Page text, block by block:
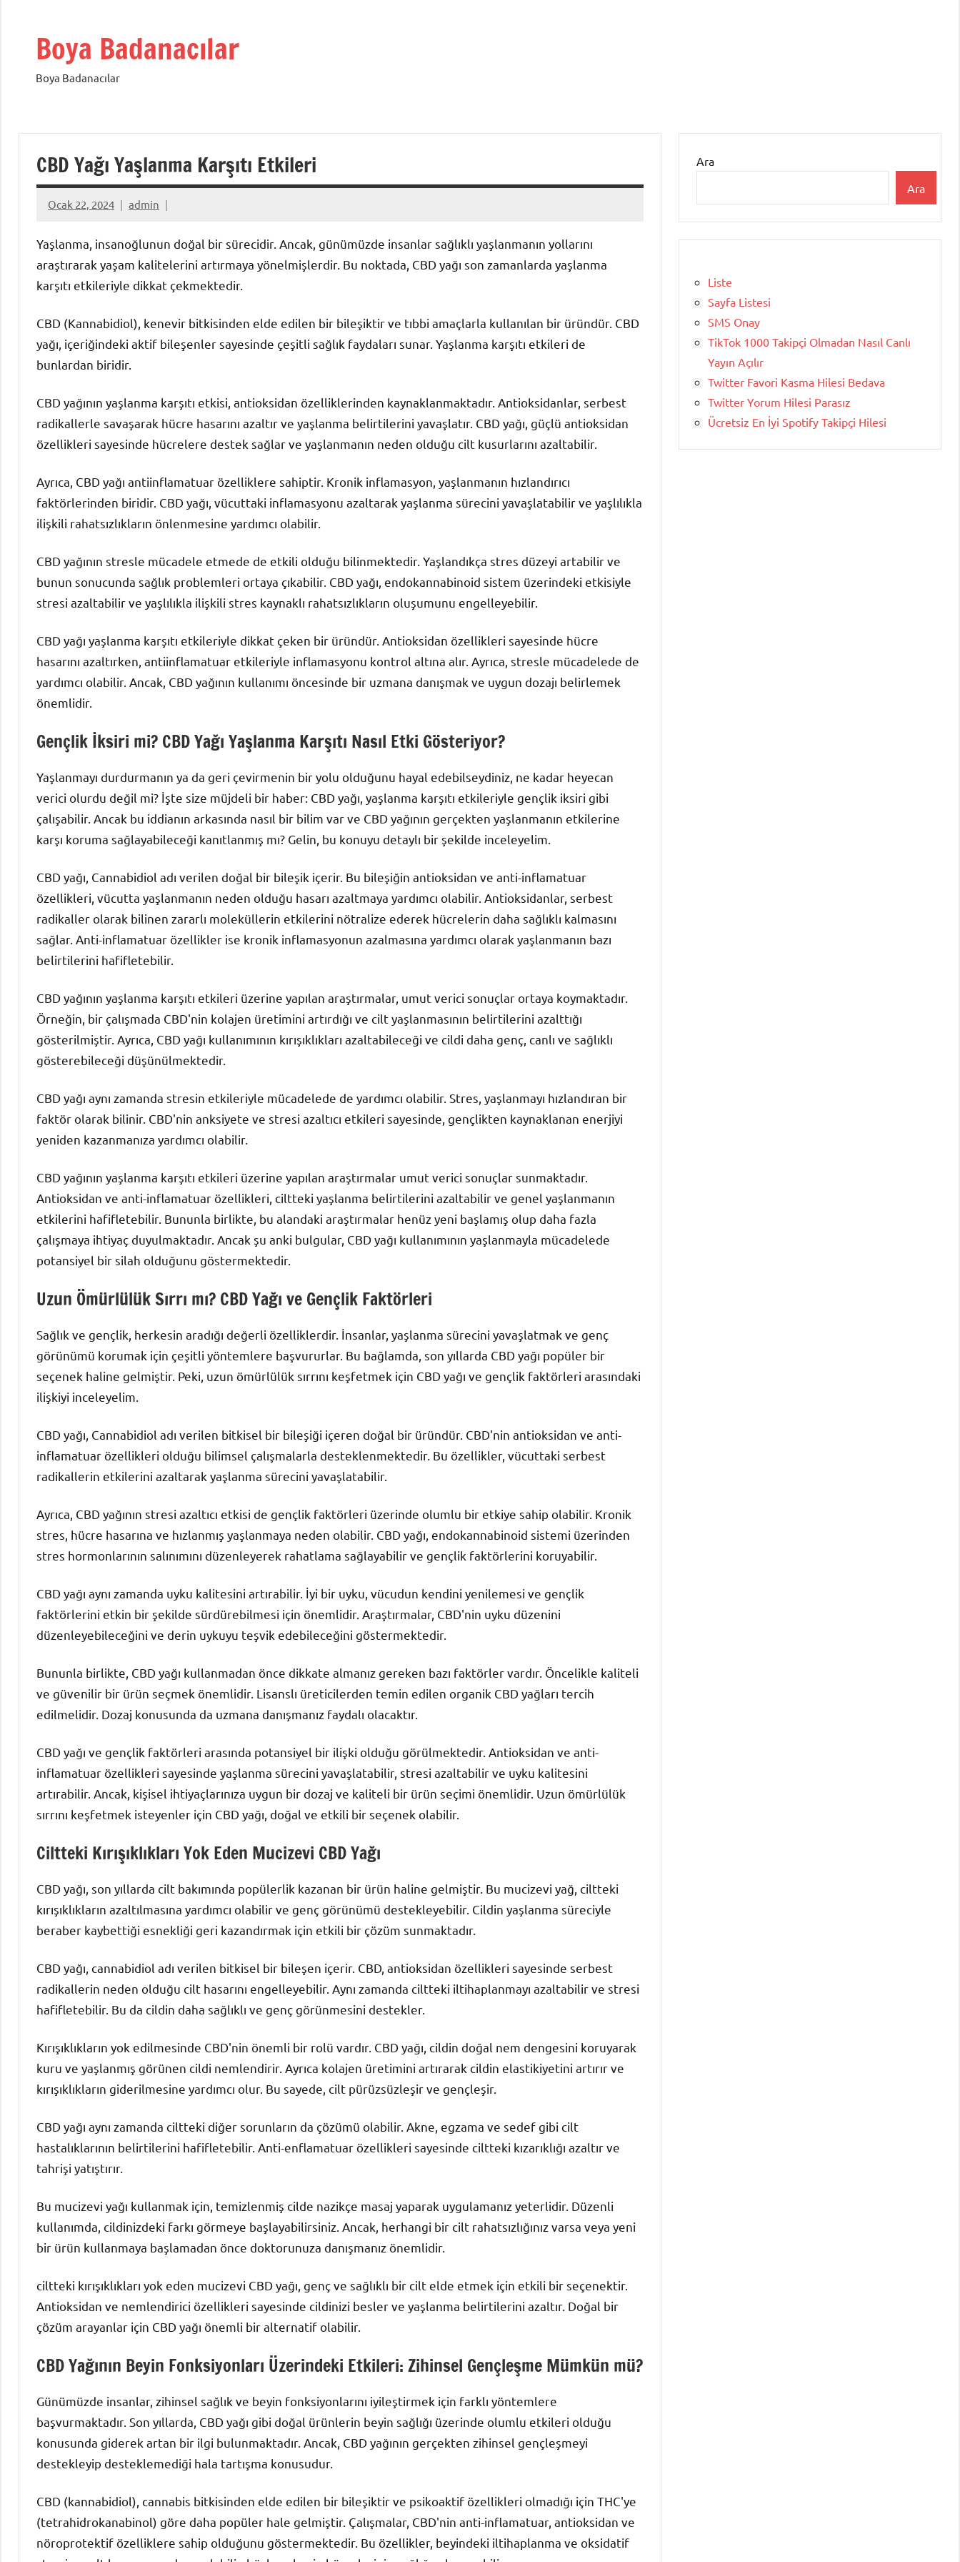
Boya Badanacılar
Boya Badanacılar
CBD Yağı Yaşlanma Karşıtı Etkileri
Ocak 22, 2024 admin
Yaşlanma, insanoğlunun doğal bir sürecidir. Ancak, günümüzde insanlar sağlıklı yaşlanmanın yollarını
araştırarak yaşam kalitelerini artırmaya yönelmişlerdir. Bu noktada, CBD yağı son zamanlarda yaşlanma
karşıtı etkileriyle dikkat çekmektedir.
CBD (Kannabidiol), kenevir bitkisinden elde edilen bir bileşiktir ve tıbbi amaçlarla kullanılan bir üründür. CBD
yağı, içeriğindeki aktif bileşenler sayesinde çeşitli sağlık faydaları sunar. Yaşlanma karşıtı etkileri de
bunlardan biridir.
CBD yağının yaşlanma karşıtı etkisi, antioksidan özelliklerinden kaynaklanmaktadır. Antioksidanlar, serbest
radikallerle savaşarak hücre hasarını azaltır ve yaşlanma belirtilerini yavaşlatır. CBD yağı, güçlü antioksidan
özellikleri sayesinde hücrelere destek sağlar ve yaşlanmanın neden olduğu cilt kusurlarını azaltabilir.
Ayrıca, CBD yağı antiinflamatuar özelliklere sahiptir. Kronik inflamasyon, yaşlanmanın hızlandırıcı
faktörlerinden biridir. CBD yağı, vücuttaki inflamasyonu azaltarak yaşlanma sürecini yavaşlatabilir ve yaşlılıkla
ilişkili rahatsızlıkların önlenmesine yardımcı olabilir.
CBD yağının stresle mücadele etmede de etkili olduğu bilinmektedir. Yaşlandıkça stres düzeyi artabilir ve
bunun sonucunda sağlık problemleri ortaya çıkabilir. CBD yağı, endokannabinoid sistem üzerindeki etkisiyle
stresi azaltabilir ve yaşlılıkla ilişkili stres kaynaklı rahatsızlıkların oluşumunu engelleyebilir.
CBD yağı yaşlanma karşıtı etkileriyle dikkat çeken bir üründür. Antioksidan özellikleri sayesinde hücre
hasarını azaltırken, antiinflamatuar etkileriyle inflamasyonu kontrol altına alır. Ayrıca, stresle mücadelede de
yardımcı olabilir. Ancak, CBD yağının kullanımı öncesinde bir uzmana danışmak ve uygun dozajı belirlemek
önemlidir.
Gençlik İksiri mi? CBD Yağı Yaşlanma Karşıtı Nasıl Etki Gösteriyor?
Yaşlanmayı durdurmanın ya da geri çevirmenin bir yolu olduğunu hayal edebilseydiniz, ne kadar heyecan
verici olurdu değil mi? İşte size müjdeli bir haber: CBD yağı, yaşlanma karşıtı etkileriyle gençlik iksiri gibi
çalışabilir. Ancak bu iddianın arkasında nasıl bir bilim var ve CBD yağının gerçekten yaşlanmanın etkilerine
karşı koruma sağlayabileceği kanıtlanmış mı? Gelin, bu konuyu detaylı bir şekilde inceleyelim.
CBD yağı, Cannabidiol adı verilen doğal bir bileşik içerir. Bu bileşiğin antioksidan ve anti-inflamatuar
özellikleri, vücutta yaşlanmanın neden olduğu hasarı azaltmaya yardımcı olabilir. Antioksidanlar, serbest
radikaller olarak bilinen zararlı moleküllerin etkilerini nötralize ederek hücrelerin daha sağlıklı kalmasını
sağlar. Anti-inflamatuar özellikler ise kronik inflamasyonun azalmasına yardımcı olarak yaşlanmanın bazı
belirtilerini hafifletebilir.
CBD yağının yaşlanma karşıtı etkileri üzerine yapılan araştırmalar, umut verici sonuçlar ortaya koymaktadır.
Örneğin, bir çalışmada CBD'nin kolajen üretimini artırdığı ve cilt yaşlanmasının belirtilerini azalttığı
gösterilmiştir. Ayrıca, CBD yağı kullanımının kırışıklıkları azaltabileceği ve cildi daha genç, canlı ve sağlıklı
gösterebileceği düşünülmektedir.
CBD yağı aynı zamanda stresin etkileriyle mücadelede de yardımcı olabilir. Stres, yaşlanmayı hızlandıran bir
faktör olarak bilinir. CBD'nin anksiyete ve stresi azaltıcı etkileri sayesinde, gençlikten kaynaklanan enerjiyi
yeniden kazanmanıza yardımcı olabilir.
CBD yağının yaşlanma karşıtı etkileri üzerine yapılan araştırmalar umut verici sonuçlar sunmaktadır.
Antioksidan ve anti-inflamatuar özellikleri, ciltteki yaşlanma belirtilerini azaltabilir ve genel yaşlanmanın
etkilerini hafifletebilir. Bununla birlikte, bu alandaki araştırmalar henüz yeni başlamış olup daha fazla
çalışmaya ihtiyaç duyulmaktadır. Ancak şu anki bulgular, CBD yağı kullanımının yaşlanmayla mücadelede
potansiyel bir silah olduğunu göstermektedir.
Uzun Ömürlülük Sırrı mı? CBD Yağı ve Gençlik Faktörleri
Sağlık ve gençlik, herkesin aradığı değerli özelliklerdir. İnsanlar, yaşlanma sürecini yavaşlatmak ve genç
görünümü korumak için çeşitli yöntemlere başvururlar. Bu bağlamda, son yıllarda CBD yağı popüler bir
seçenek haline gelmiştir. Peki, uzun ömürlülük sırrını keşfetmek için CBD yağı ve gençlik faktörleri arasındaki
ilişkiyi inceleyelim.
CBD yağı, Cannabidiol adı verilen bitkisel bir bileşiği içeren doğal bir üründür. CBD'nin antioksidan ve anti-
inflamatuar özellikleri olduğu bilimsel çalışmalarla desteklenmektedir. Bu özellikler, vücuttaki serbest
radikallerin etkilerini azaltarak yaşlanma sürecini yavaşlatabilir.
Ayrıca, CBD yağının stresi azaltıcı etkisi de gençlik faktörleri üzerinde olumlu bir etkiye sahip olabilir. Kronik
stres, hücre hasarına ve hızlanmış yaşlanmaya neden olabilir. CBD yağı, endokannabinoid sistemi üzerinden
stres hormonlarının salınımını düzenleyerek rahatlama sağlayabilir ve gençlik faktörlerini koruyabilir.
CBD yağı aynı zamanda uyku kalitesini artırabilir. İyi bir uyku, vücudun kendini yenilemesi ve gençlik
faktörlerini etkin bir şekilde sürdürebilmesi için önemlidir. Araştırmalar, CBD'nin uyku düzenini
düzenleyebileceğini ve derin uykuyu teşvik edebileceğini göstermektedir.
Bununla birlikte, CBD yağı kullanmadan önce dikkate almanız gereken bazı faktörler vardır. Öncelikle kaliteli
ve güvenilir bir ürün seçmek önemlidir. Lisanslı üreticilerden temin edilen organik CBD yağları tercih
edilmelidir. Dozaj konusunda da uzmana danışmanız faydalı olacaktır.
CBD yağı ve gençlik faktörleri arasında potansiyel bir ilişki olduğu görülmektedir. Antioksidan ve anti-
inflamatuar özellikleri sayesinde yaşlanma sürecini yavaşlatabilir, stresi azaltabilir ve uyku kalitesini
artırabilir. Ancak, kişisel ihtiyaçlarınıza uygun bir dozaj ve kaliteli bir ürün seçimi önemlidir. Uzun ömürlülük
sırrını keşfetmek isteyenler için CBD yağı, doğal ve etkili bir seçenek olabilir.
Ciltteki Kırışıklıkları Yok Eden Mucizevi CBD Yağı
CBD yağı, son yıllarda cilt bakımında popülerlik kazanan bir ürün haline gelmiştir. Bu mucizevi yağ, ciltteki
kırışıklıkların azaltılmasına yardımcı olabilir ve genç görünümü destekleyebilir. Cildin yaşlanma süreciyle
beraber kaybettiği esnekliği geri kazandırmak için etkili bir çözüm sunmaktadır.
CBD yağı, cannabidiol adı verilen bitkisel bir bileşen içerir. CBD, antioksidan özellikleri sayesinde serbest
radikallerin neden olduğu cilt hasarını engelleyebilir. Aynı zamanda ciltteki iltihaplanmayı azaltabilir ve stresi
hafifletebilir. Bu da cildin daha sağlıklı ve genç görünmesini destekler.
Kırışıklıkların yok edilmesinde CBD'nin önemli bir rolü vardır. CBD yağı, cildin doğal nem dengesini koruyarak
kuru ve yaşlanmış görünen cildi nemlendirir. Ayrıca kolajen üretimini artırarak cildin elastikiyetini artırır ve
kırışıklıkların giderilmesine yardımcı olur. Bu sayede, cilt pürüzsüzleşir ve gençleşir.
CBD yağı aynı zamanda ciltteki diğer sorunların da çözümü olabilir. Akne, egzama ve sedef gibi cilt
hastalıklarının belirtilerini hafifletebilir. Anti-enflamatuar özellikleri sayesinde ciltteki kızarıklığı azaltır ve
tahrişi yatıştırır.
Bu mucizevi yağı kullanmak için, temizlenmiş cilde nazikçe masaj yaparak uygulamanız yeterlidir. Düzenli
kullanımda, cildinizdeki farkı görmeye başlayabilirsiniz. Ancak, herhangi bir cilt rahatsızlığınız varsa veya yeni
bir ürün kullanmaya başlamadan önce doktorunuza danışmanız önemlidir.
ciltteki kırışıklıkları yok eden mucizevi CBD yağı, genç ve sağlıklı bir cilt elde etmek için etkili bir seçenektir.
Antioksidan ve nemlendirici özellikleri sayesinde cildinizi besler ve yaşlanma belirtilerini azaltır. Doğal bir
çözüm arayanlar için CBD yağı önemli bir alternatif olabilir.
CBD Yağının Beyin Fonksiyonları Üzerindeki Etkileri: Zihinsel Gençleşme Mümkün mü?
Günümüzde insanlar, zihinsel sağlık ve beyin fonksiyonlarını iyileştirmek için farklı yöntemlere
başvurmaktadır. Son yıllarda, CBD yağı gibi doğal ürünlerin beyin sağlığı üzerinde olumlu etkileri olduğu
konusunda giderek artan bir ilgi bulunmaktadır. Ancak, CBD yağının gerçekten zihinsel gençleşmeyi
destekleyip desteklemediği hala tartışma konusudur.
CBD (kannabidiol), cannabis bitkisinden elde edilen bir bileşiktir ve psikoaktif özellikleri olmadığı için THC'ye
(tetrahidrokanabinol) göre daha popüler hale gelmiştir. Çalışmalar, CBD'nin anti-inflamatuar, antioksidan ve
nöroprotektif özelliklere sahip olduğunu göstermektedir. Bu özellikler, beyindeki iltihaplanma ve oksidatif
Ara
Ara
Liste
Sayfa Listesi
SMS Onay
TikTok 1000 Takipçi Olmadan Nasıl Canlı
Yayın Açılır
Twitter Favori Kasma Hilesi Bedava
Twitter Yorum Hilesi Parasız
Ücretsiz En İyi Spotify Takipçi Hilesi